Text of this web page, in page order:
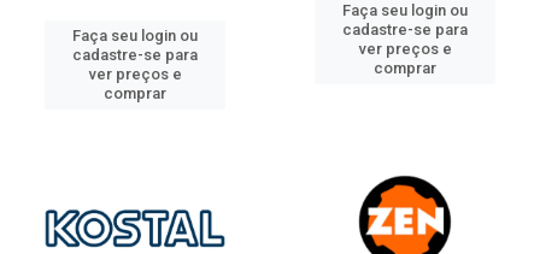
Faça seu login ou
cadastre-se para
ver preços e
comprar
Faça seu login ou
cadastre-se para
ver preços e
comprar